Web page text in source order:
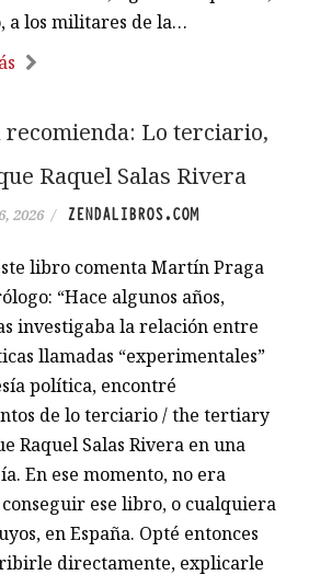
a los militares de la…
recomienda: Lo terciario,
Raquel Salas Rivera
2026 / ZENDALIBROS.COM
libro comenta Martín Praga
“Hace algunos años,
investigaba la relación entre
llamadas “experimentales”
política, encontré
de lo terciario / the tertiary
Raquel Salas Rivera en una
En ese momento, no era
ese libro, o cualquiera
en España. Opté entonces
directamente, explicarle